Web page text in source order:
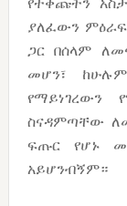
ያለፈውን
ጋር በሰላም
መሆን፣
የማይነገረውን
ስናዳምጣቸው
ፍጡር የሆኑ
አይሆንብኝም።